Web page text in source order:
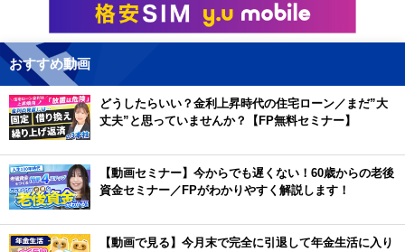
おすすめ動画
どうしたらいい？金利上昇時代の住宅ローン／まだ”大
丈夫”と思っていませんか？【FP無料セミナー】
【動画セミナー】今からでも遅くない！60歳からの老後
資金セミナー／FPがわかりやすく解説します！
【動画で見る】今月末で完全に引退して年金生活に入り